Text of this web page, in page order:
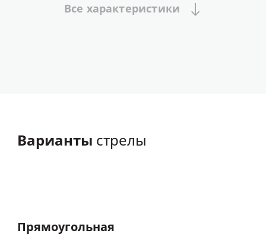
Все характеристики
Варианты стрелы
Прямоугольная